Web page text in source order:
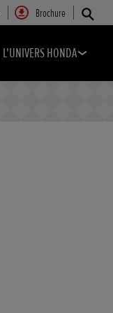
Brochure
L'UNIVERS HONDA